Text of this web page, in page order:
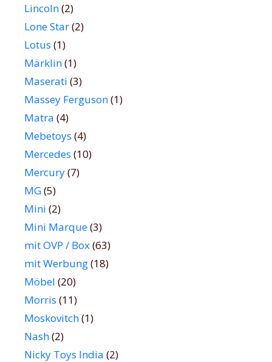
Lincoln(2)
Lone Star(2)
Lotus (1)
Märklin(1)
Maserati (3)
Massey Ferguson(1)
Matra (4)
Mebetoys (4)
Mercedes (10)
Mercury(7)
MG(5)
Mini (2)
Mini Marque(3)
mit OVP / Box(63)
mit Werbung(18)
Möbel (20)
Morris (11)
Moskovitch(1)
Nash(2)
Nicky Toys India (2)